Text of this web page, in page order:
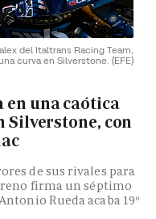
del Italtrans Racing Team,
curva en Silverstone. (EFE)
en una caótica
Silverstone, con
de sus rivales para
firma un séptimo
Rueda acaba 19º